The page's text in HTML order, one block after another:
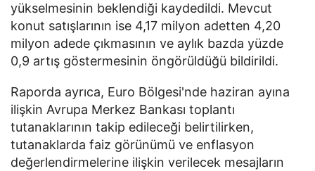
yükselmesinin beklendiği kaydedildi. Mevcut
konut satışlarının ise 4,17 milyon adetten 4,20
milyon adede çıkmasının ve aylık bazda yüzde
0,9 artış göstermesinin öngörüldüğü bildirildi.
Raporda ayrıca, Euro Bölgesi'nde haziran ayına
ilişkin Avrupa Merkez Bankası toplantı
tutanaklarının takip edileceği belirtilirken,
tutanaklarda faiz görünümü ve enflasyon
değerlendirmelerine ilişkin verilecek mesajların